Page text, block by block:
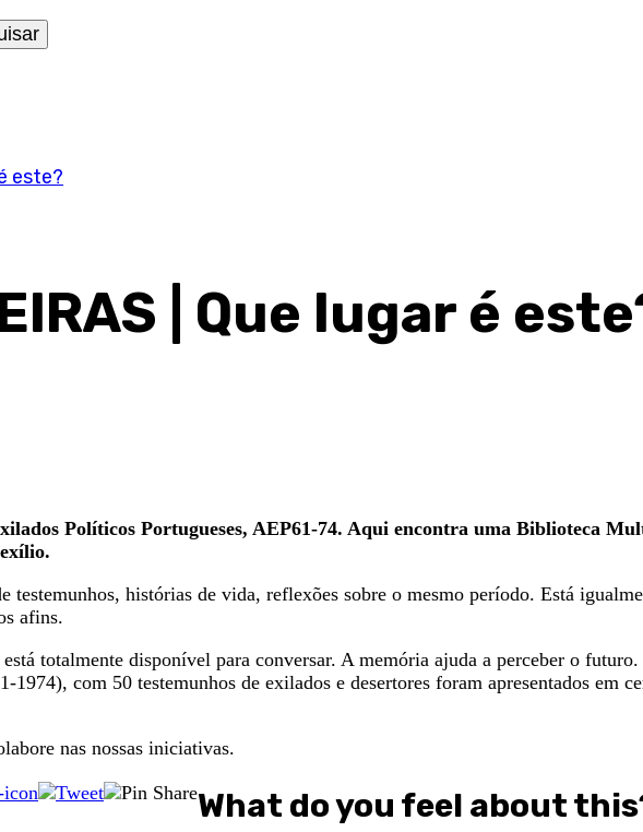
este?
| Que lugar é
Políticos Portugueses, AEP61-74. Aqui encontra uma Biblioteca
testemunhos, histórias de vida, reflexões sobre o mesmo período. Está
afins.
totalmente disponível para conversar. A memória ajuda a perceber o
1974), com 50 testemunhos de exilados e desertores foram apresentados em
nas nossas iniciativas.
What do you feel about